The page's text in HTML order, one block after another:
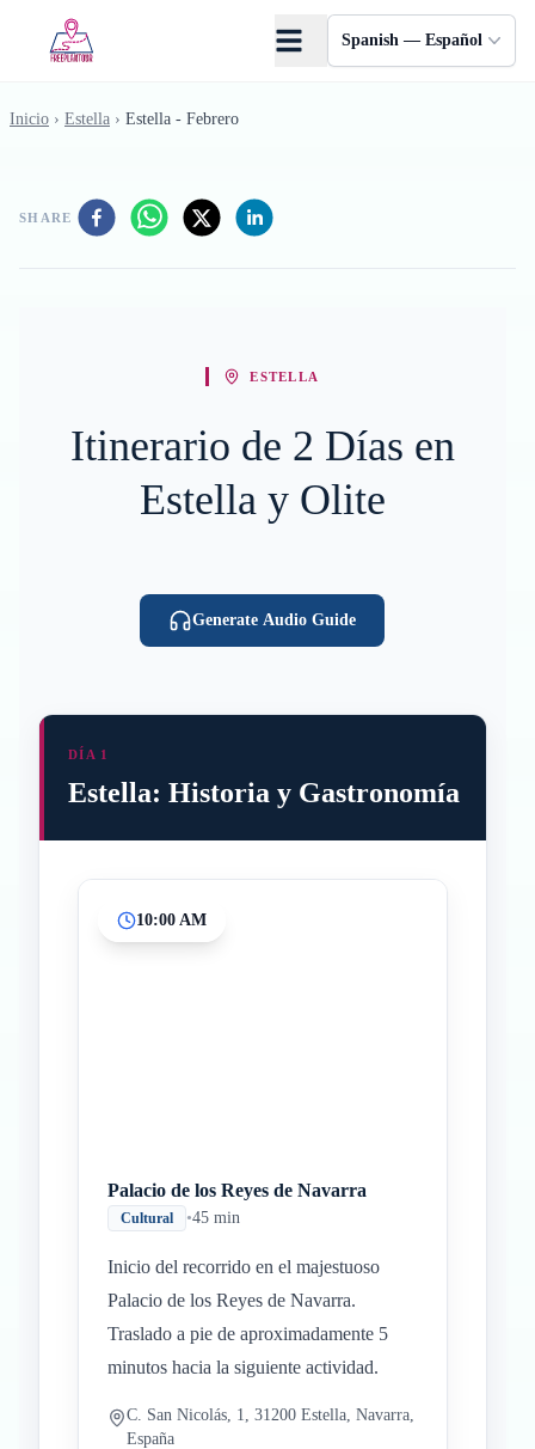
Spanish — Español
Inicio › Estella › Estella - Febrero
SHARE
ESTELLA
Itinerario de 2 Días en
Estella y Olite
Generate Audio Guide
DÍA 1
Estella: Historia y Gastronomía
10:00 AM
Palacio de los Reyes de Navarra
Cultural •45 min
Inicio del recorrido en el majestuoso
Palacio de los Reyes de Navarra.
Traslado a pie de aproximadamente 5
minutos hacia la siguiente actividad.
C. San Nicolás, 1, 31200 Estella, Navarra,
España